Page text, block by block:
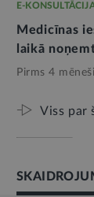
E-
Medicīnas
laikā
Pirms 4
Viss par